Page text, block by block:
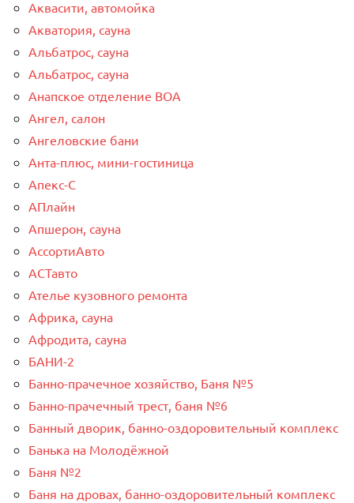
Аквасити, автомойка
Акватория, сауна
Альбатрос, сауна
Альбатрос, сауна
Анапское отделение ВОА
Ангел, салон
Ангеловские бани
Анта-плюс, мини-гостиница
Апекс-С
АПлайн
Апшерон, сауна
АссортиАвто
АСТавто
Ателье кузовного ремонта
Африка, сауна
Афродита, сауна
БАНИ-2
Банно-прачечное хозяйство, Баня №5
Банно-прачечный трест, баня №6
Банный дворик, банно-оздоровительный комплекс
Банька на Молодёжной
Баня №2
Баня на дровах, банно-оздоровительный комплекс